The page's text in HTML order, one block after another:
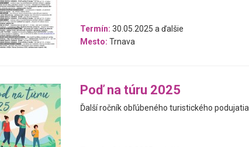
Termín: 30.05.2025 a ďalšie
Mesto: Trnava
Poď na túru 2025
Ďalší ročník obľúbeného turistického podujatia.